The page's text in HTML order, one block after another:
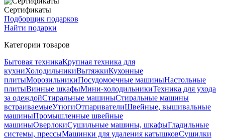
Сертификаты
Подборщик подарков
Найти подарки
Категории товаров
Бытовая техникаКрупная техника для
кухниХолодильникиВытяжкиКухонные
плитыМорозильникиПосудомоечные машиныНастольные
плитыВинные шкафыМини-холодильникиТехника для ухода
за одеждойСтиральные машиныСтиральные машины
встраиваемыеУтюгиОтпаривателиШвейные, вышивальные
машиныПромышленные швейные
машиныОверлокиСушильные машины, шкафыГладильные
системы, прессыМашинки для удаления катышковСушилки